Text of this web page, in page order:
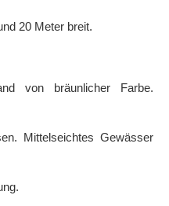
20 Meter breit.
von bräunlicher Farbe.
Mittelseichtes Gewässer